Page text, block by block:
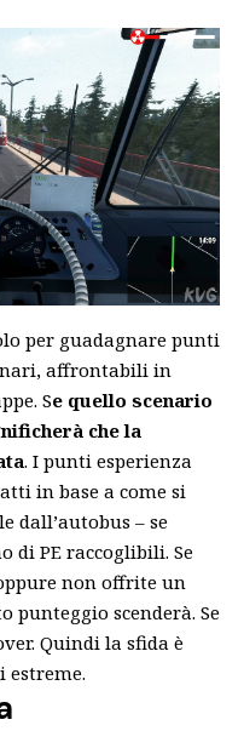
per guadagnare punti
affrontabili in
Se quello scenario
che la
. I punti esperienza
in base a come si
dall’autobus – se
di PE raccoglibili. Se
non offrite un
punteggio scenderà. Se
Quindi la sfida è
estreme.